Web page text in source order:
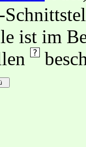
ist im